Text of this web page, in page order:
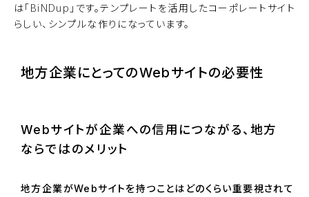
は「BiNDup 」です。テンプレートを活用したコーポレートサイト
らしい、シンプルな作りになっています。
地方企業にとってのWebサイトの必要性
Webサイトが企業への信用につながる、地方
ならではのメリット
地方企業がWebサイトを持つことはどのくらい重要視されて